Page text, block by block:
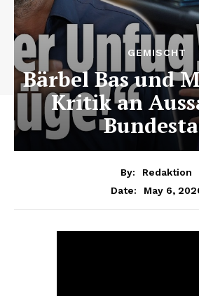
GEMISCHT
Bärbel Bas und
Kritik an
By:
Redaktion
Date:
May 6,